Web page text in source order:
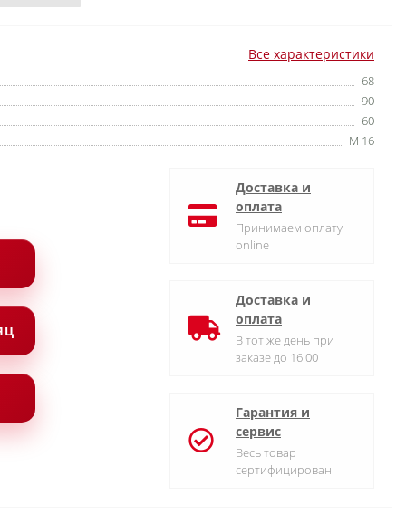
Все характеристики
68
90
60
М 16
Доставка и
оплата
Принимаем оплату
online
Доставка и
оплата
В тот же день при
заказе до 16:00
Гарантия и
сервис
Весь товар
сертифицирован